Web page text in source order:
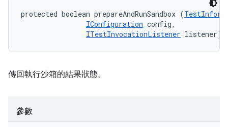
protected boolean prepareAndRunSandbox (
IConfiguration config,
ITestInvocationListener listener)
傳回執行沙箱的結果狀態。
參數